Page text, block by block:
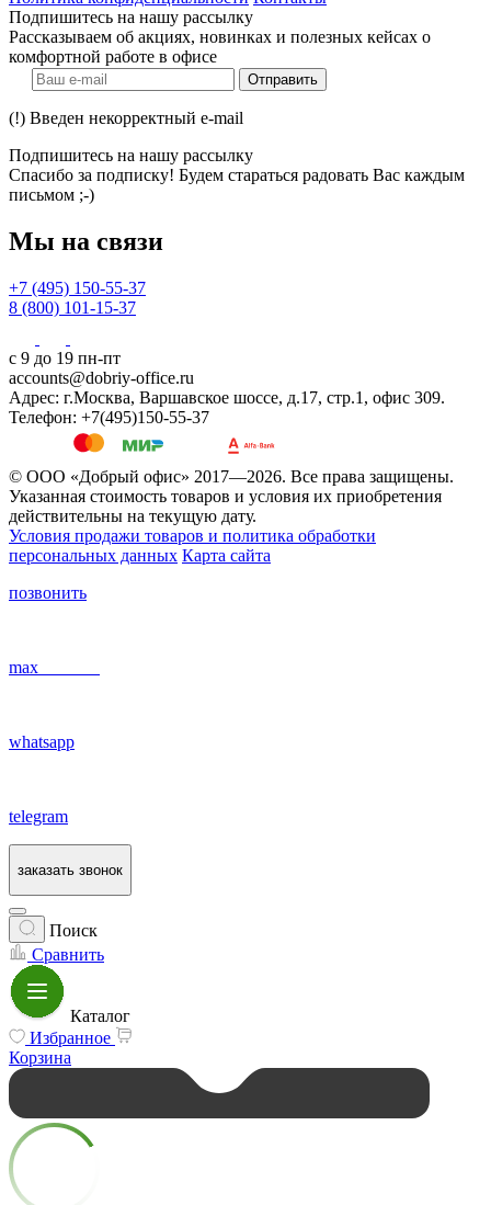
Подпишитесь на нашу рассылку
Рассказываем об акциях, новинках и полезных кейсах о
комфортной работе в офисе
Отправить
(!) Введен некорректный e-mail
Подпишитесь на нашу рассылку
Спасибо за подписку! Будем стараться радовать Вас каждым
письмом ;-)
Мы на связи
+7 (495) 150-55-37
8 (800) 101-15-37
с 9 до 19 пн-пт
accounts@dobriy-office.ru
Адрес: г.Москва, Варшавское шоссе, д.17, стр.1, офис 309.
Телефон: +7(495)150-55-37
© ООО «Добрый офис» 2017—2026. Все права защищены.
Указанная стоимость товаров и условия их приобретения
действительны на текущую дату.
Условия продажи товаров и политика обработки
персональных данных Карта сайта
позвонить
max
whatsapp
telegram
заказать звонок
Поиск
Сравнить
Каталог
Избранное
Корзина